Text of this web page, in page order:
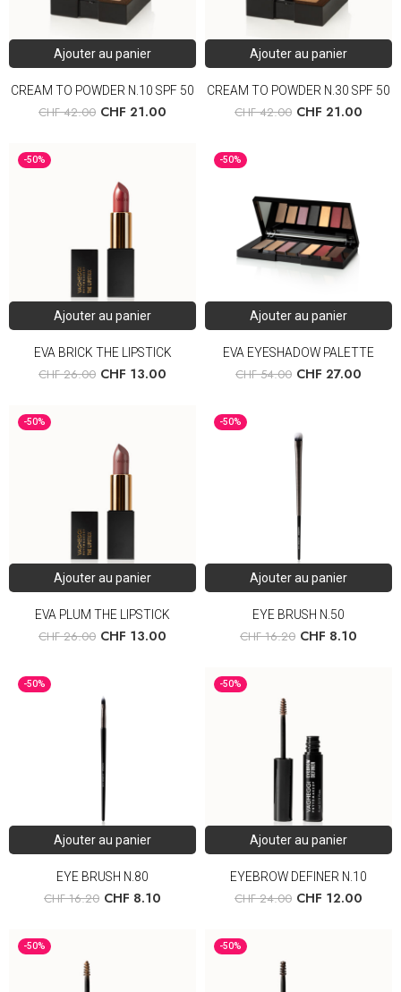
Ajouter au panier
CREAM TO POWDER N.10 SPF 50
CHF42.00 CHF 21.00
Ajouter au panier
CREAM TO POWDER N.30 SPF 50
CHF42.00 CHF 21.00
-50%
Ajouter au panier
EVA BRICK THE LIPSTICK
CHF26.00 CHF 13.00
-50%
Ajouter au panier
EVA EYESHADOW PALETTE
CHF54.00 CHF 27.00
-50%
Ajouter au panier
EVA PLUM THE LIPSTICK
CHF26.00 CHF 13.00
-50%
Ajouter au panier
EYE BRUSH N.50
CHF16.20 CHF 8.10
-50%
Ajouter au panier
EYE BRUSH N.80
CHF16.20 CHF 8.10
-50%
Ajouter au panier
EYEBROW DEFINER N.10
CHF24.00 CHF 12.00
-50% -50%